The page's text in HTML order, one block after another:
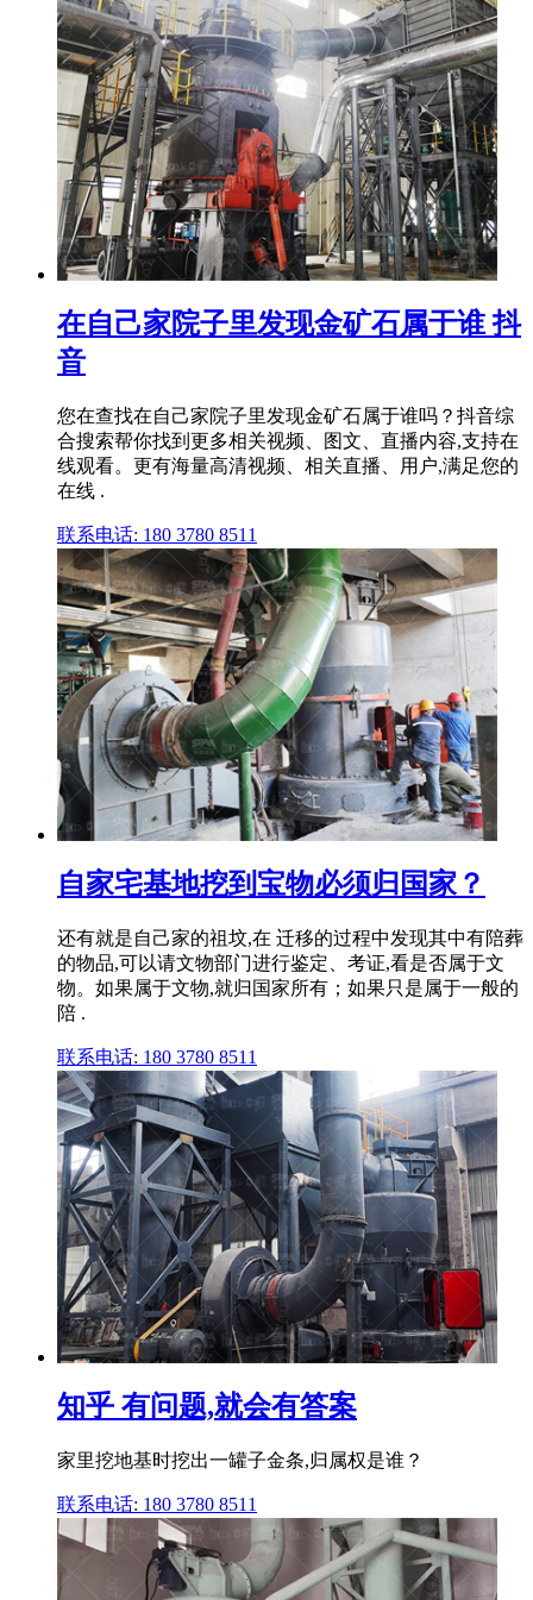
在自己家院子里发现金矿石属于谁 抖
音
您在查找在自己家院子里发现金矿石属于谁吗？抖音综
合搜索帮你找到更多相关视频、图文、直播内容,支持在
线观看。更有海量高清视频、相关直播、用户,满足您的
在线 .
联系电话: 180 3780 8511
自家宅基地挖到宝物必须归国家？
还有就是自己家的祖坟,在 迁移的过程中发现其中有陪葬
的物品,可以请文物部门进行鉴定、考证,看是否属于文
物。如果属于文物,就归国家所有；如果只是属于一般的
陪 .
联系电话: 180 3780 8511
知乎 有问题,就会有答案
家里挖地基时挖出一罐子金条,归属权是谁？
联系电话: 180 3780 8511